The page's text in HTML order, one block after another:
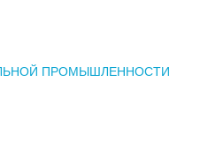
ПРОМЫШЛЕННОСТИ